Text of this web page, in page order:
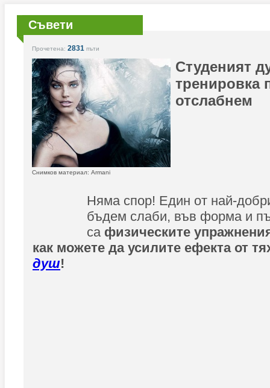
Съвети
Прочетена: 2831 пъти
Студеният
тренировка
отслабнем
Снимков материал: Armani
Няма спор! Един от най-
бъдем слаби, във форма и
са физическите
как можете да усилите ефекта от
душ!